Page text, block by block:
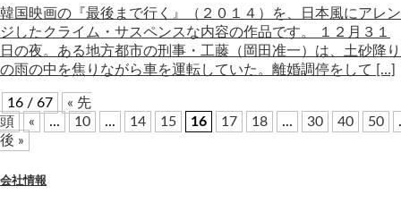
韓国映画の『最後まで行く』（２０１４）を、日本風にアレン
ジしたクライム・サスペンスな内容の作品です。 １２月３１
日の夜。ある地方都市の刑事・工藤（岡田准一）は、土砂降り
の雨の中を焦りながら車を運転していた。離婚調停をして […]
16 / 67
« 先
頭
« ... 10 ... 14 15 16 17 18 ... 30 40 50
後 »
会社情報